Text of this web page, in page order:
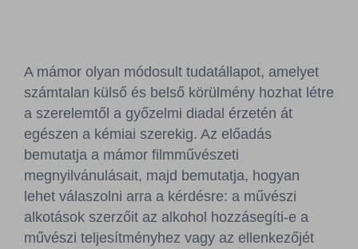
A mámor olyan módosult tudatállapot, amelyet
számtalan külső és belső körülmény hozhat létre
a szerelemtől a győzelmi diadal érzetén át
egészen a kémiai szerekig. Az előadás
bemutatja a mámor filmművészeti
megnyilvánulásait, majd bemutatja, hogyan
lehet válaszolni arra a kérdésre: a művészi
alkotások szerzőit az alkohol hozzásegíti-e a
művészi teljesítményhez vagy az ellenkezőjét